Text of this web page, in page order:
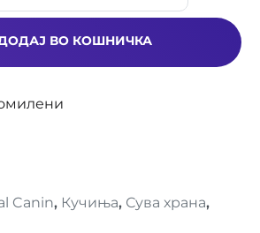
ВО КОШНИЧКА
Canin, Кучиња, Сува храна,